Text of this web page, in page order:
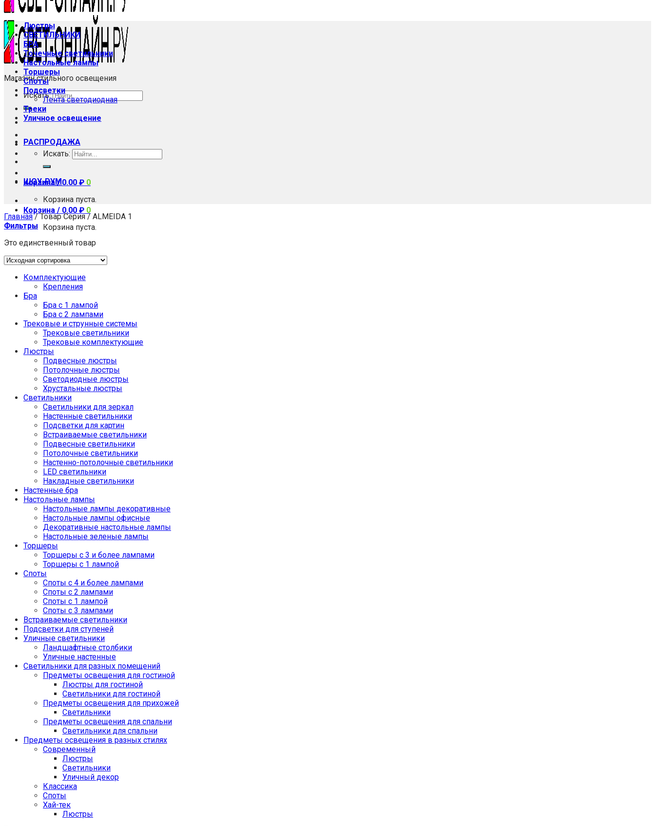
Магазин стильного освещения
Искать:
РАСПРОДАЖА
ШОУ-РУМ
Корзина / 0.00 ₽ 0
Корзина пуста.
Люстры
СВЕТИЛЬНИКИ
БРА
Точечные светильники
Настольные лампы
Торшеры
Споты
Подсветки
Лента светодиодная
Треки
Уличное освещение
Искать:
Корзина /0.00 ₽ 0
Корзина пуста.
Главная /Товар Серия/ ALMEIDA 1
Фильтры
Это единственный товар
Комплектующие
Крепления
Бра
Бра с 1 лампой
Бра с 2 лампами
Трековые и струнные системы
Трековые светильники
Трековые комплектующие
Люстры
Подвесные люстры
Потолочные люстры
Светодиодные люстры
Хрустальные люстры
Светильники
Светильники для зеркал
Настенные светильники
Подсветки для картин
Встраиваемые светильники
Подвесные светильники
Потолочные светильники
Настенно-потолочные светильники
LED светильники
Накладные светильники
Настенные бра
Настольные лампы
Настольные лампы декоративные
Настольные лампы офисные
Декоративные настольные лампы
Настольные зеленые лампы
Торшеры
Торшеры с 3 и более лампами
Торшеры с 1 лампой
Споты
Споты с 4 и более лампами
Споты с 2 лампами
Споты с 1 лампой
Споты с 3 лампами
Встраиваемые светильники
Подсветки для ступеней
Уличные светильники
Ландшафтные столбики
Уличные настенные
Светильники для разных помещений
Предметы освещения для гостиной
Люстры для гостиной
Светильники для гостиной
Предметы освещения для прихожей
Светильники
Предметы освещения для спальни
Светильники для спальни
Предметы освещения в разных стилях
Cовременный
Люстры
Светильники
Уличный декор
Классика
Споты
Хай-тек
Люстры